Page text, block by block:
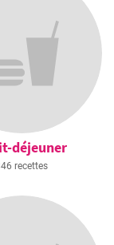
déjeuner
recettes